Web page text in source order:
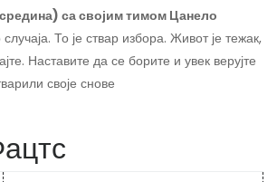
са својим тимом Цанело
То је ствар избора. Живот је тежак,
Наставите да се борите и увек верујте
своје снове